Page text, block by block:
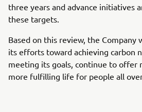
three years and advance initiatives
these targets.
Based on this review, the Company
its efforts toward achieving carbon
meeting its goals, continue to offer
more fulfilling life for people all